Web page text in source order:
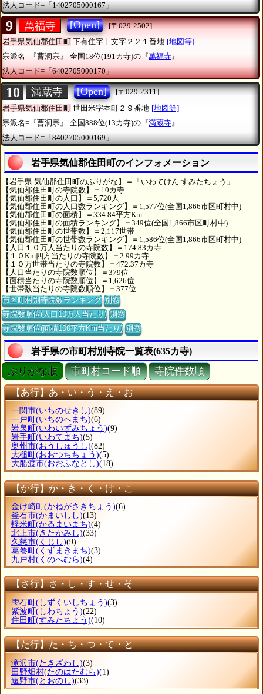
法人コード=「1402705000167」
9 萬福寺 [Open]
[〒029-2502]
岩手県気仙郡住田町 下有住字十文字２２１番地 [地図等]
宗派名=『曹洞宗』
全国18位(191カ寺)の『萬福寺』
法人コード=「6402705000170」
10 満蔵寺 [Open]
[〒029-2311]
岩手県気仙郡住田町 世田米字本町２９番地 [地図等]
宗派名=『曹洞宗』
全国888位(13カ寺)の『満蔵寺 』
法人コード=「8402705000169」
岩手県気仙郡住田町のインフォメーション
【岩手県 気仙郡住田町のふりがな】＝「いわてけん すみたちょう」
【気仙郡住田町の寺院数】＝10カ寺
【気仙郡住田町の人口】＝5,720人
【気仙郡住田町の人口数ランキング】＝1,577位(全国1,866市区町村中)
【気仙郡住田町の面積】＝334.84平方Km
【気仙郡住田町の面積ランキング】＝349位(全国1,866市区町村中)
【気仙郡住田町の世帯数】＝2,117世帯
【気仙郡住田町の世帯数ランキング】＝1,586位(全国1,866市区町村中)
【人口１０万人当たりの寺院数】＝174.83カ寺
【１０Km四方当たりの寺院数】＝2.99カ寺
【１０万世帯当たりの寺院数】＝472.37カ寺
【人口当たりの寺院数順位】＝379位
【面積当たりの寺院数順位】＝1,626位
【世帯数当たりの寺院数順位】＝377位
市区町村別寺院数ランキング 別窓
寺院数順位(人口10万人当たり) 別窓
寺院数順位(面積100平方Km当たり) 別窓
岩手県の市町村別寺院一覧表(635カ寺)
ぶりがな順 市町村コード順 寺院件数順
【あ行】あ・い・う・え・お
一関市(いちのせきし)(89)
一戸町 (いちのへまち)(6)
岩泉町 (いわいずみちょう)(9)
岩手町 (いわてまち)(5)
奥州市(おうしゅうし)(82)
大槌町 (おおつちちょう)(5)
大船渡市(おおふなとし)(18)
【か行】か・き・く・け・こ
金け崎町 (かねがさきちょう)(6)
釜石市(かまいしし)(13)
軽米町 (かるまいまち)(4)
北上市(きたかみし)(33)
久慈市(くじし)(9)
葛巻町 (くずまきまち)(3)
九戸村(くのへむら)(4)
【さ行】さ・し・す・せ・そ
雫石町 (しずくいしちょう)(3)
紫波町 (しわちょう)(22)
住田町 (すみたちょう)(10)
【た行】た・ち・つ・て・と
滝沢市(たきざわし)(3)
田野畑村(たのはたむら)(1)
遠野市(とおのし)(33)